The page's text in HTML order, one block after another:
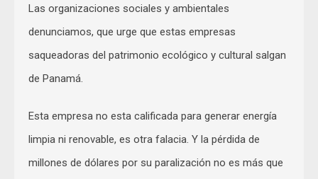
Las organizaciones sociales y ambientales
denunciamos, que urge que estas empresas
saqueadoras del patrimonio ecológico y cultural salgan
de Panamá.
Esta empresa no esta calificada para generar energía
limpia ni renovable, es otra falacia. Y la pérdida de
millones de dólares por su paralización no es más que